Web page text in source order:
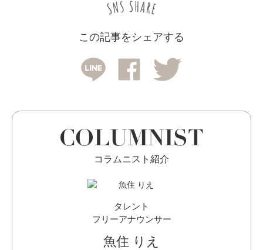
この記事をシェアする
COLUMNIST
コラムニスト紹介
タレント
フリーアナウンサー
魚住 りえ